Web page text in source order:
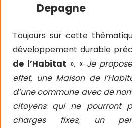
Depagne
Toujours sur cette
développement durable
de l’Habitat ». « Je
effet, une Maison de
d’une commune avec de
citoyens qui ne pourront
charges fixes, un